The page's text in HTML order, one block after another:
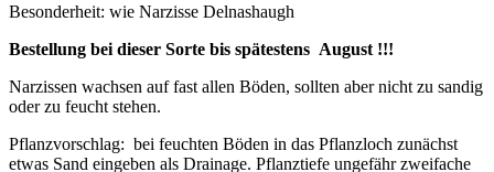
Besonderheit: wie Narzisse Delnashaugh
Bestellung bei dieser Sorte bis spätestens August !!!
Narzissen wachsen auf fast allen Böden, sollten aber nicht zu sandig
oder zu feucht stehen.
Pflanzvorschlag: bei feuchten Böden in das Pflanzloch zunächst
etwas Sand eingeben als Drainage. Pflanztiefe ungefähr zweifache